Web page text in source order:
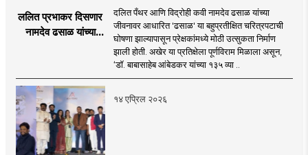
ललित प्रभाकर दिसणार
नामदेव ढसाळ यांच्या
दलित पँथर आणि विद्रोही कवी नामदेव ढसाळ यांच्या
जीवनावर आधारित 'ढसाळ' या बहुप्रतीक्षित चरित्रपटाची
घोषणा झाल्यापासून प्रेक्षकांमध्ये मोठी उत्सुकता निर्माण
झाली होती. अखेर या प्रतिक्षेला पूर्णविराम मिळाला असून,
‘डॉ. बाबासाहेब आंबेडकर यांच्या १३५ व्या ..
१४ एप्रिल २०२६